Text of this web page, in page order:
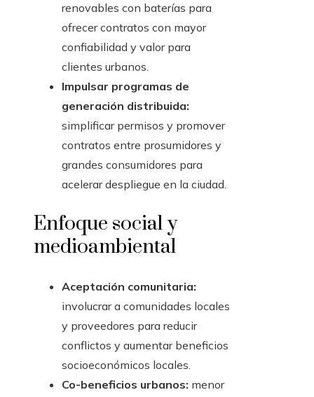
renovables con baterías para
ofrecer contratos con mayor
confiabilidad y valor para
clientes urbanos.
Impulsar programas de
generación distribuida:
simplificar permisos y promover
contratos entre prosumidores y
grandes consumidores para
acelerar despliegue en la ciudad.
Enfoque social y
medioambiental
Aceptación comunitaria:
involucrar a comunidades locales
y proveedores para reducir
conflictos y aumentar beneficios
socioeconómicos locales.
Co-beneficios urbanos: menor